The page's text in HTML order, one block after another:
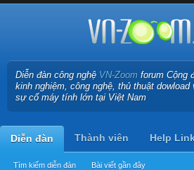
Diễn đàn công nghệ VN-Zoom forum Cộng
kinh nghiệm, công nghệ, thủ thuật
sự cố máy tính lớn tại Việt Nam
Diễn đàn
Tìm kiếm diễn đàn Bài viết gần đây
Thành viên Help